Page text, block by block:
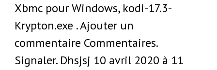
Xbmc pour Windows, kodi-17.3-
Krypton.exe . Ajouter un
commentaire Commentaires.
Signaler. Dhsjsj 10 avril 2020 à 11